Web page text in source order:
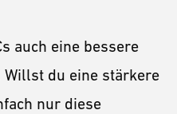
auch eine bessere
du eine stärkere
nur diese